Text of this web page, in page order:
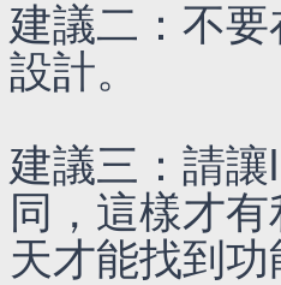
建議二：不
設計。
建議三：請
同，這樣才
天才能找到